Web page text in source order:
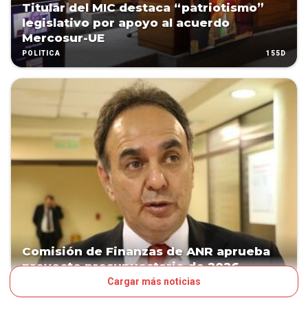
Titular del MIC destaca “patriotismo”
legislativo por apoyo al acuerdo
Mercosur-UE
POLÍTICA 155D
Comisión de Finanzas de ANR aprueba
proyecto presupuestario de 2026
Cargar más noticias